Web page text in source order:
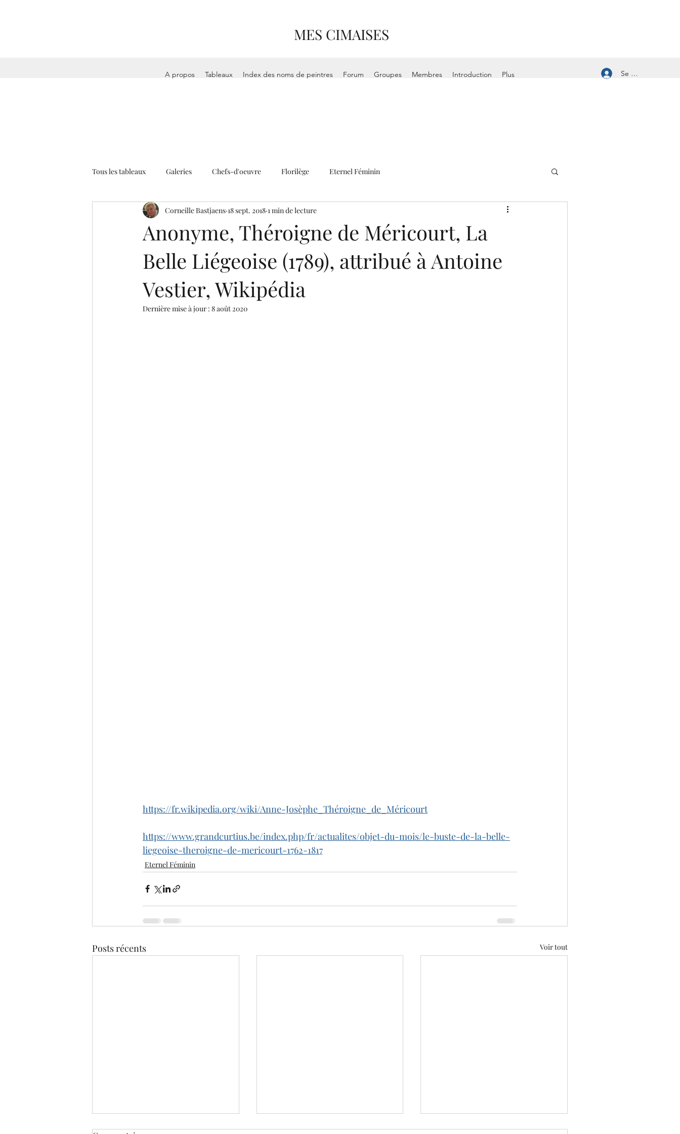
MES CIMAISES
A propos Tableaux Index des noms de peintres Forum Groupes Membres Introduction Plus Se connecter
Tous les tableaux Galeries Chefs-d'oeuvre Florilège Eternel Féminin
Anonyme, Théroigne de Méricourt, La
Belle Liégeoise (1789), attribué à Antoine
Vestier, Wikipédia
Corneille Bastjaens 18 sept. 2018 1 min de lecture
Dernière mise à jour : 8 août 2020
https://fr.wikipedia.org/wiki/Anne-Josèphe_Théroigne_de_Méricourt
https://www.grandcurtius.be/index.php/fr/actualites/objet-du-mois/le-buste-de-la-belle-
liegeoise-theroigne-de-mericourt-1762-1817
Eternel Féminin
Posts récents Voir tout